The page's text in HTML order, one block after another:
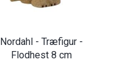
Nordahl - Træfigur -
Flodhest 8 cm